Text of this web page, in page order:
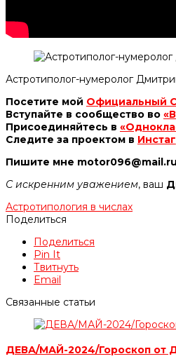
Астротиполог-нумеролог
Посетите мой Официальный
Вступайте в сообщество во
Присоединяйтесь в
Следите за проектом в
Пишите мне motor096@mail.ru
С искренним уважением, ваш
Астротипология в числах
Поделиться
Поделиться
Pin It
Твитнуть
Email
Связанные статьи
ДЕВА/МАЙ-2024/Гороскоп